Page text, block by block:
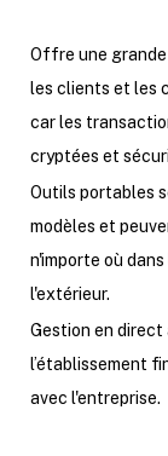
Offre une
les clients et les
car les
cryptées et
Outils portables
modèles et
n'importe où
l'extérieur.
Gestion en direct
l’établissement
avec l'entreprise.